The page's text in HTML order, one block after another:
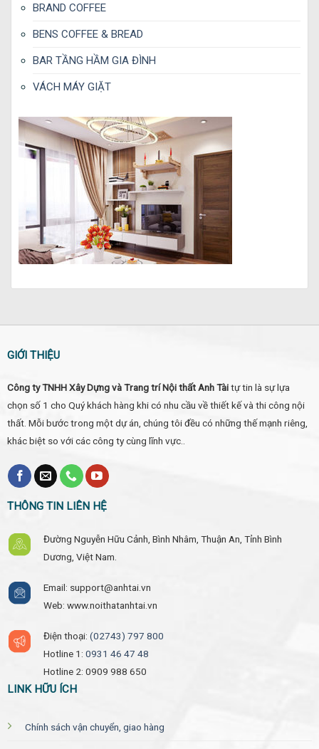
BRAND COFFEE
BENS COFFEE & BREAD
BAR TẦNG HẦM GIA ĐÌNH
VÁCH MÁY GIẶT
GIỚI THIỆU
Công ty TNHH Xây Dựng và Trang trí Nội thất Anh Tàitự tin là sự lựa
chọn số 1 cho Quý khách hàng khi có nhu cầu về thiết kế và thi công nội
thất. Mỗi bước trong một dự án, chúng tôi đều có những thế mạnh riêng,
khác biệt so với các công ty cùng lĩnh vực..
THÔNG TIN LIÊN HỆ
Đường Nguyễn Hữu Cảnh, Bình Nhâm, Thuận An, Tỉnh Bình
Dương, Việt Nam.
Email: support@anhtai.vn
Web: www.noithatanhtai.vn
Điện thoại: (02743) 797 800
Hotline 1: 0931 46 47 48
Hotline 2: 0909 988 650
LINK HỮU ÍCH
Chính sách vận chuyển, giao hàng